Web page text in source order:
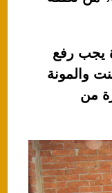
يجب رفع
والمونة
من